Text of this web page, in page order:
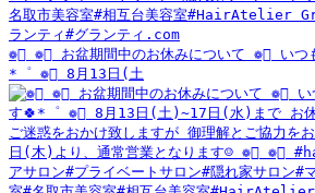
❁⃘ ❁⃘ お盆期間中のお休みについて ❁⃘ いつも
*゜ ❁⃘ 8月13日(土